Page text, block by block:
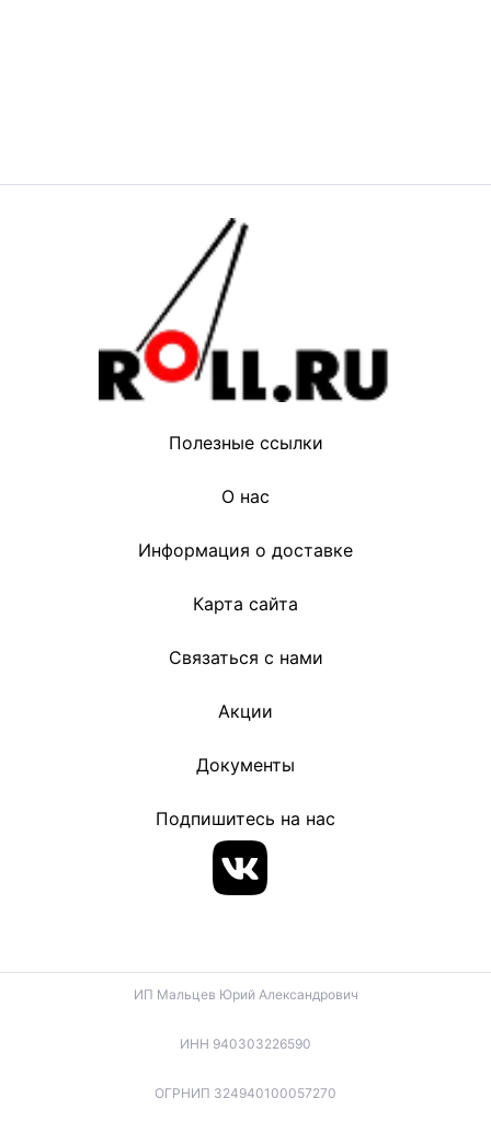
Полезные ссылки
О нас
Информация о доставке
Карта сайта
Связаться с нами
Акции
Документы
Подпишитесь на нас
ИП Мальцев Юрий Александрович
ИНН 940303226590
ОГРНИП 324940100057270